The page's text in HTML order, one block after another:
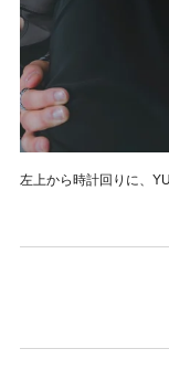
左上から時計回りに、